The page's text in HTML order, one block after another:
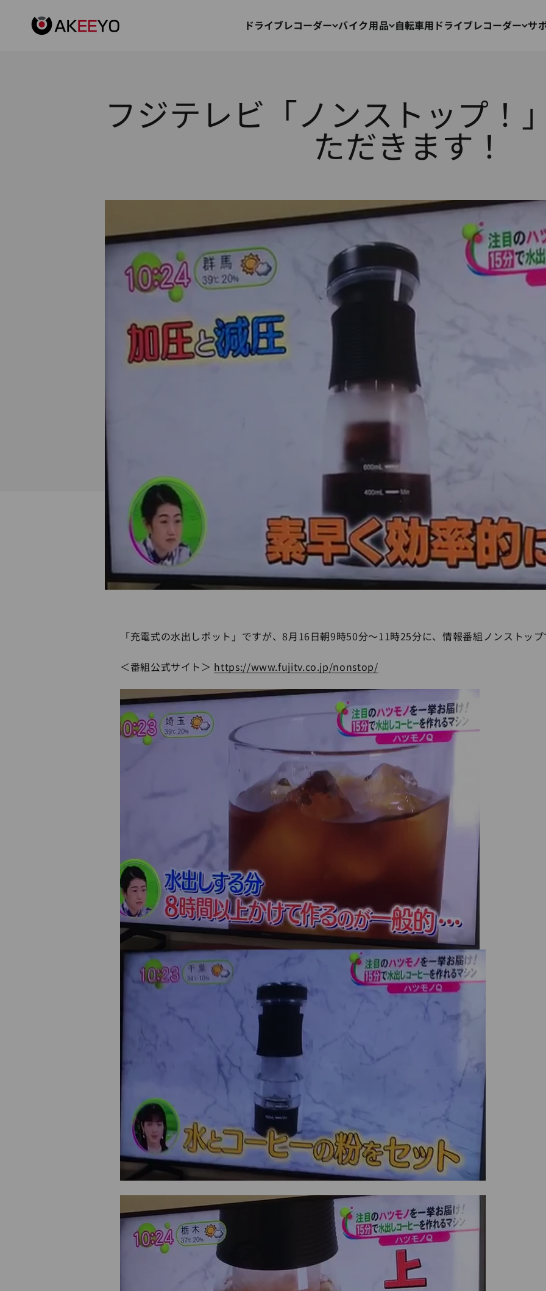
ドライブレコーダー バイク用品 自転車用ドライブレコーダー サ
AKEEYO Japan
フジテレビ「ノンストップ！
ただきます！
「充電式の水出しポット」ですが、8月16日朝9時50分〜11時25分に、情報番組ノンストッ
＜番組公式サイト＞ https://www.fujitv.co.jp/nonstop/